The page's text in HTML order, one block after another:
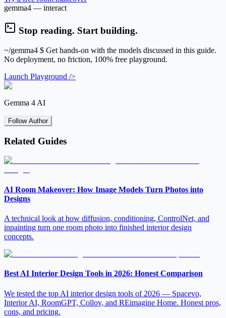
gemma4 — interact
Stop reading. Start building.
~/gemma4 $ Get hands-on with the models discussed in this guide.
No deployment, no friction, 100% free playground.
Launch Playground />
Gemma 4 AI
Follow Author
Related Guides
AI Room Makeover: How Image Models Turn Photos into
Designs
A technical look at how diffusion, conditioning, ControlNet, and
inpainting turn one room photo into finished interior design
concepts.
Best AI Interior Design Tools in 2026: Honest Comparison
We tested the top AI interior design tools of 2026 — Spacevo,
Interior AI, RoomGPT, Collov, and REimagine Home. Honest pros,
cons, and pricing.